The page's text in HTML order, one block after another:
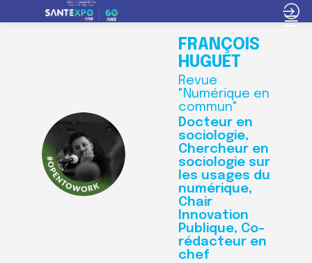
FH
FRANÇOIS
HUGUET
Revue
"Numérique en
commun"
Docteur en
sociologie,
Chercheur en
sociologie sur
les usages du
numérique,
Chair
Innovation
Publique, Co-
rédacteur en
chef